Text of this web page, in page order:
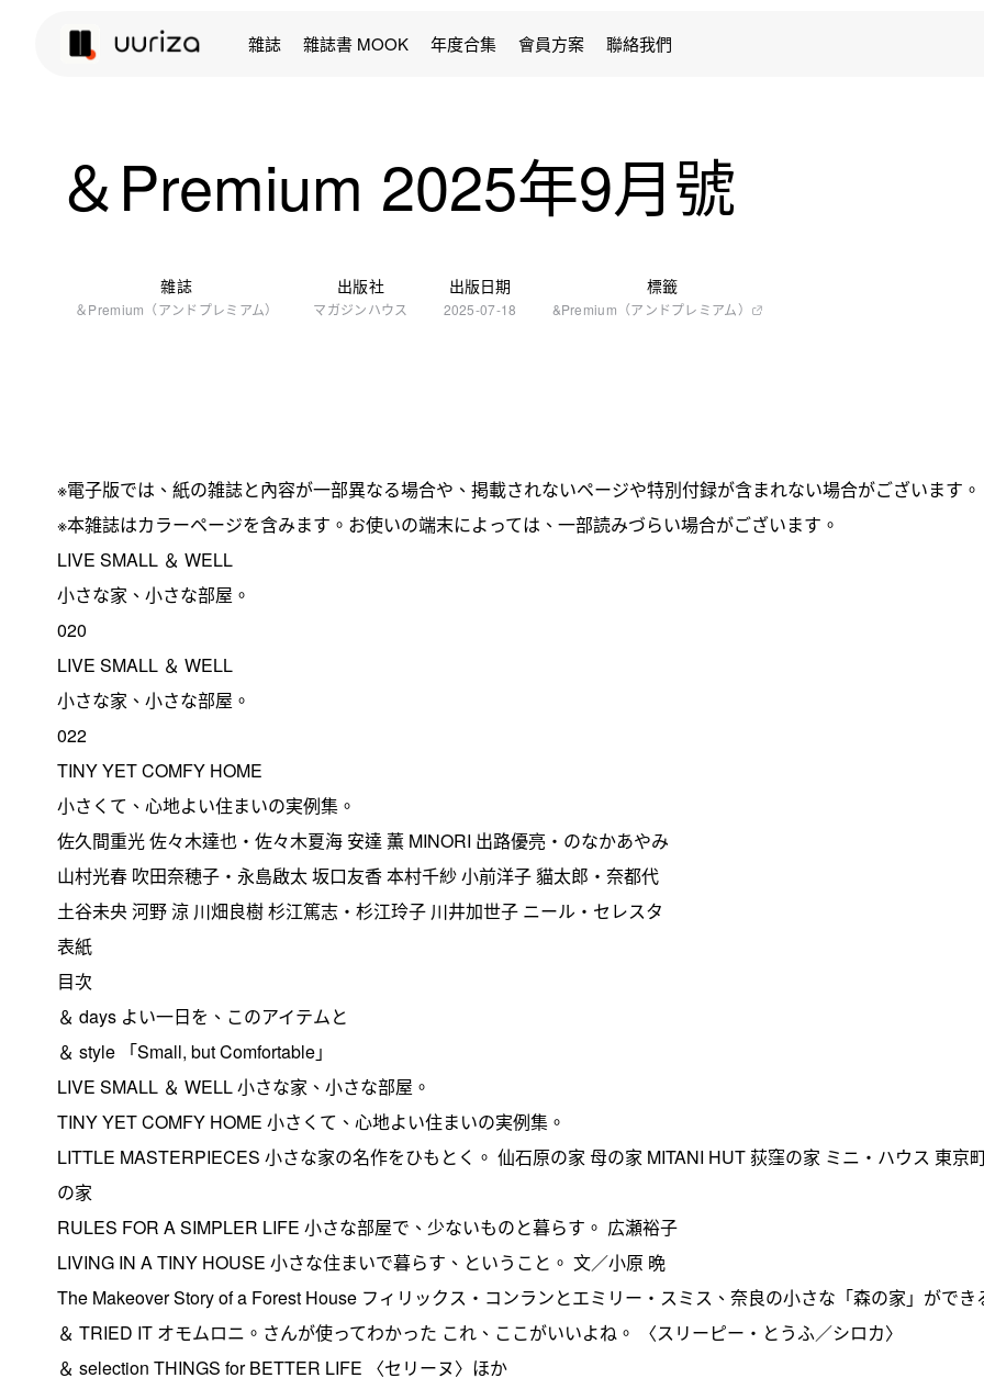
雜誌 雜誌書 MOOK 年度合集 會員方案 聯絡我們
＆Premium 2025年9月號
雜誌
＆Premium（アンドプレミアム）
出版社
マガジンハウス
出版日期
2025-07-18
標籤
&Premium（アンドプレミアム）
※電子版では、紙の雑誌と內容が一部異なる場合や、掲載されないページや特別付録が含まれない場合がございます。
※本雑誌はカラーページを含みます。お使いの端末によっては、一部読みづらい場合がございます。
LIVE SMALL ＆ WELL
小さな家、小さな部屋。
020
LIVE SMALL ＆ WELL
小さな家、小さな部屋。
022
TINY YET COMFY HOME
小さくて、心地よい住まいの実例集。
佐久間重光 佐々木達也・佐々木夏海 安達 薫 MINORI 出路優亮・のなかあやみ
山村光春 吹田奈穂子・永島啟太 坂口友香 本村千紗 小前洋子 貓太郎・奈都代
土谷未央 河野 涼 川畑良樹 杉江篤志・杉江玲子 川井加世子 ニール・セレスタ
表紙
目次
＆ days よい一日を、このアイテムと
＆ style 「Small, but Comfortable」
LIVE SMALL ＆ WELL 小さな家、小さな部屋。
TINY YET COMFY HOME 小さくて、心地よい住まいの実例集。
LITTLE MASTERPIECES 小さな家の名作をひもとく。 仙石原の家 母の家 MITANI HUT 荻窪の家 ミニ・ハウス 東京
の家
RULES FOR A SIMPLER LIFE 小さな部屋で、少ないものと暮らす。 広瀬裕子
LIVING IN A TINY HOUSE 小さな住まいで暮らす、ということ。 文／小原 晩
The Makeover Story of a Forest House フィリックス・コンランとエミリー・スミス、奈良の小さな「森の家」ができ
＆ TRIED IT オモムロニ。さんが使ってわかった これ、ここがいいよね。 〈スリーピー・とうふ／シロカ〉
＆ selection THINGS for BETTER LIFE 〈セリーヌ〉ほか